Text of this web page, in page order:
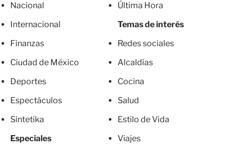
Nacional
Internacional
Finanzas
Ciudad de México
Deportes
Espectáculos
Sintetika
Especiales
Última Hora
Temas de interés
Redes sociales
Alcaldías
Cocina
Salud
Estilo de Vida
Viajes